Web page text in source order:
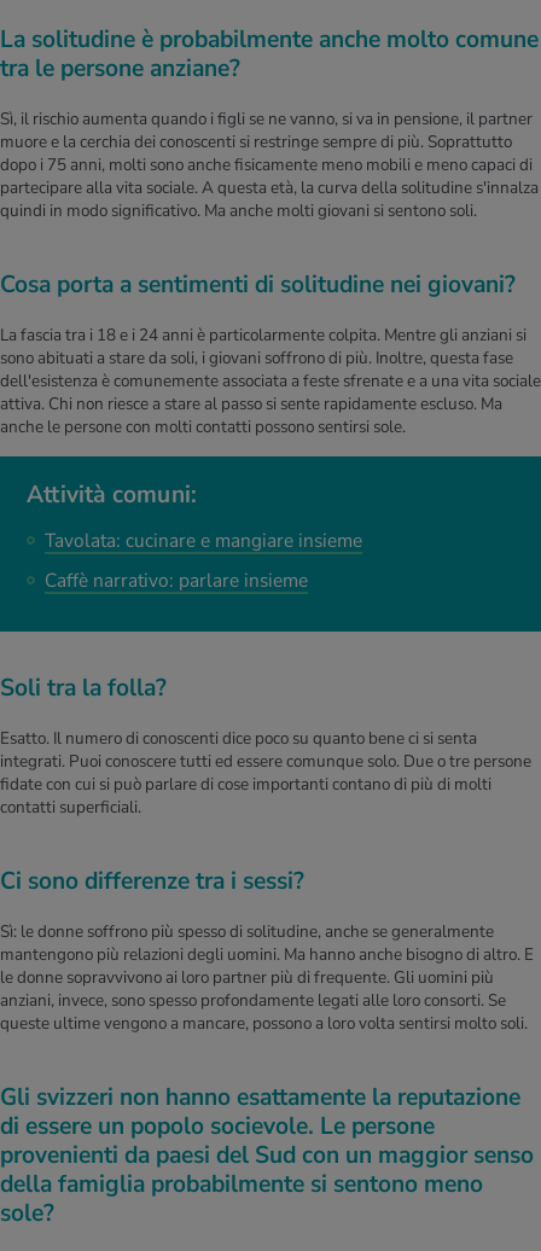
La solitudine è probabilmente anche molto comune
tra le persone anziane?
Sì, il rischio aumenta quando i figli se ne vanno, si va in pensione, il partner
muore e la cerchia dei conoscenti si restringe sempre di più. Soprattutto
dopo i 75 anni, molti sono anche fisicamente meno mobili e meno capaci di
partecipare alla vita sociale. A questa età, la curva della solitudine s'innalza
quindi in modo significativo. Ma anche molti giovani si sentono soli.
Cosa porta a sentimenti di solitudine nei giovani?
Attività comuni:
Tavolata: cucinare e mangiare insieme
Caffè narrativo: parlare insieme
La fascia tra i 18 e i 24 anni è particolarmente colpita. Mentre gli anziani si
sono abituati a stare da soli, i giovani soffrono di più. Inoltre, questa fase
dell'esistenza è comunemente associata a feste sfrenate e a una vita sociale
attiva. Chi non riesce a stare al passo si sente rapidamente escluso. Ma
anche le persone con molti contatti possono sentirsi sole.
Soli tra la folla?
Esatto. Il numero di conoscenti dice poco su quanto bene ci si senta
integrati. Puoi conoscere tutti ed essere comunque solo. Due o tre persone
fidate con cui si può parlare di cose importanti contano di più di molti
contatti superficiali.
Ci sono differenze tra i sessi?
Sì: le donne soffrono più spesso di solitudine, anche se generalmente
mantengono più relazioni degli uomini. Ma hanno anche bisogno di altro. E
le donne sopravvivono ai loro partner più di frequente. Gli uomini più
anziani, invece, sono spesso profondamente legati alle loro consorti. Se
queste ultime vengono a mancare, possono a loro volta sentirsi molto soli.
Gli svizzeri non hanno esattamente la reputazione
di essere un popolo socievole. Le persone
provenienti da paesi del Sud con un maggior senso
della famiglia probabilmente si sentono meno
sole?